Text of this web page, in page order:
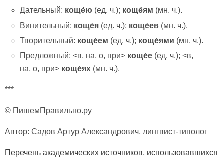
Дательный: коще́ю (ед. ч.); коще́ям (мн. ч.).
Винительный: коще́я (ед. ч.); коще́ев (мн. ч.).
Творительный: коще́ем (ед. ч.); коще́ями (мн. ч.).
Предложный: <в, на, о, при> коще́е (ед. ч.); <в,
на, о, при> коще́ях (мн. ч.).
***
© ПишемПравильно.ру
Автор: Садов Артур Александрович, лингвист-типолог
Перечень академических источников, использовавшихся